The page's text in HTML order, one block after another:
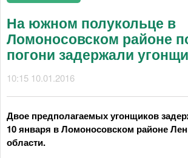
На южном полукольце в
Ломоносовском районе
погони задержали
10:15 10.01.2016
Двое предполагаемых угонщиков
10 января в Ломоносовском районе
области.